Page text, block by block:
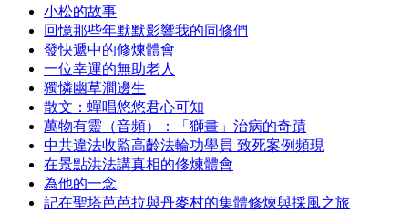
小松的故事
回憶那些年默默影響我的同修們
發快遞中的修煉體會
一位幸運的無助老人
獨憐幽草澗邊生
散文：蟬唱悠悠君心可知
萬物有靈（音頻）：「獅畫」治病的奇蹟
中共違法收監高齡法輪功學員 致死案例頻現
在景點洪法講真相的修煉體會
為他的一念
記在聖塔芭芭拉與丹麥村的集體修煉與採風之旅